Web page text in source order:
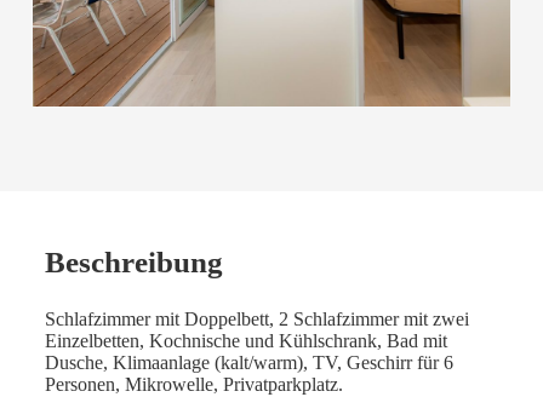
Beschreibung
Schlafzimmer mit Doppelbett, 2 Schlafzimmer mit zwei
Einzelbetten, Kochnische und Kühlschrank, Bad mit
Dusche, Klimaanlage (kalt/warm), TV, Geschirr für 6
Personen, Mikrowelle, Privatparkplatz.